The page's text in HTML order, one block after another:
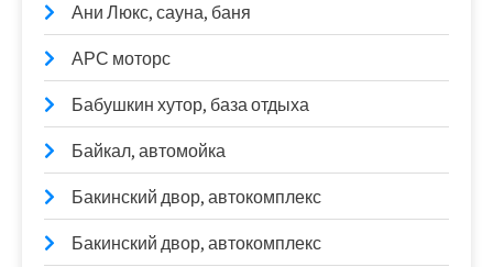
Ани Люкс, сауна, баня
АРС моторс
Бабушкин хутор, база отдыха
Байкал, автомойка
Бакинский двор, автокомплекс
Бакинский двор, автокомплекс